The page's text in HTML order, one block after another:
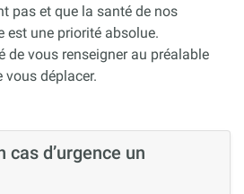
pas et que la santé de nos
est une priorité absolue.
de vous renseigner au préalable
vous déplacer.
cas d’urgence un